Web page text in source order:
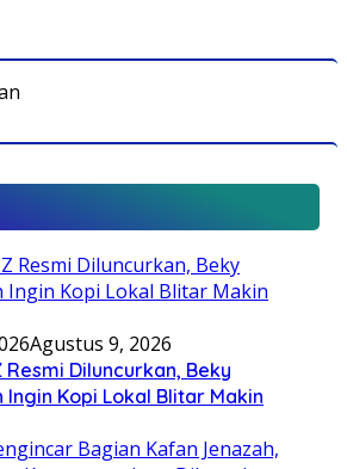
Agustus 9, 2026
Resmi Diluncurkan, Beky
Ingin Kopi Lokal Blitar Makin